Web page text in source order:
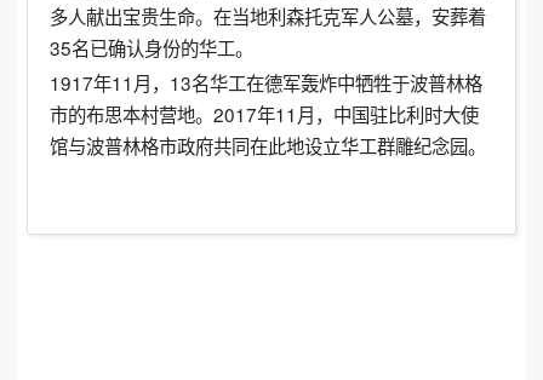
多人献出宝贵生命。在当地利森托克军人公墓，安葬着
35名已确认身份的华工。
1917年11月，13名华工在德军轰炸中牺牲于波普林格
市的布思本村营地。2017年11月，中国驻比利时大使
馆与波普林格市政府共同在此地设立华工群雕纪念园。